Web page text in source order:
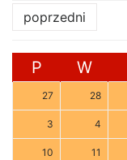
poprzedni
P W
27 28
3 4
10 11